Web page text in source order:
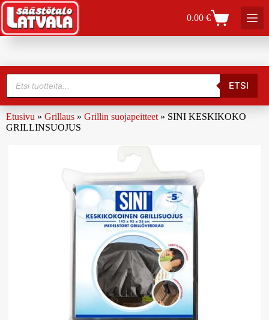
0.00€
ETSI
Etusivu » Grillaus » Grillin suojapeitteet » SINI KESKIKOKO
GRILLINSUOJUS